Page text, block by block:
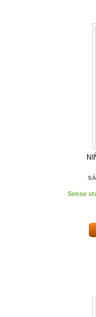
Sense